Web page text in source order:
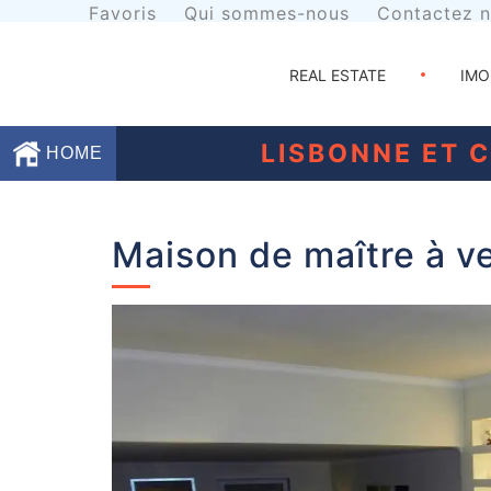
Favoris Qui sommes-nous Contactez
REAL ESTATE
HOME LISBONNE ET
Maison de maître à